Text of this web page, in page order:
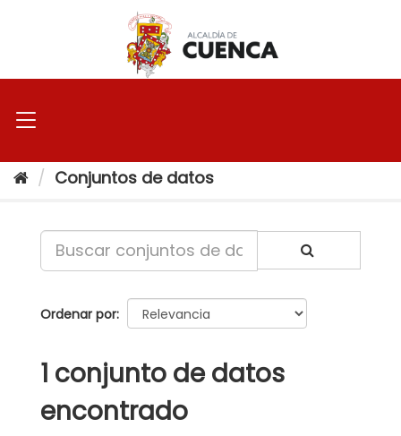
Conjuntos de datos
Ordenar por
1 conjunto de datos
encontrado